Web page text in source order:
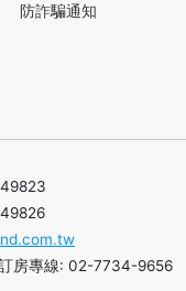
防詐騙通知
房專線: 02-7734-9656